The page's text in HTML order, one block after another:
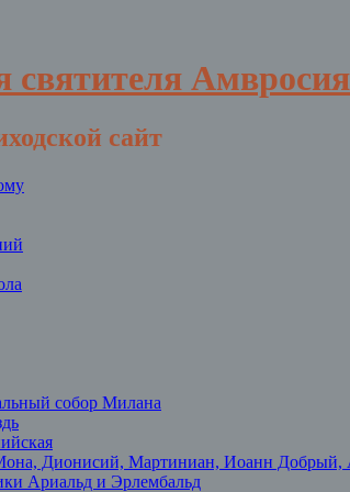
святителя
сайт
собор Милана
Дионисий, Мартиниан, Иоанн Добрый,
Ариальд и Эрлембальд